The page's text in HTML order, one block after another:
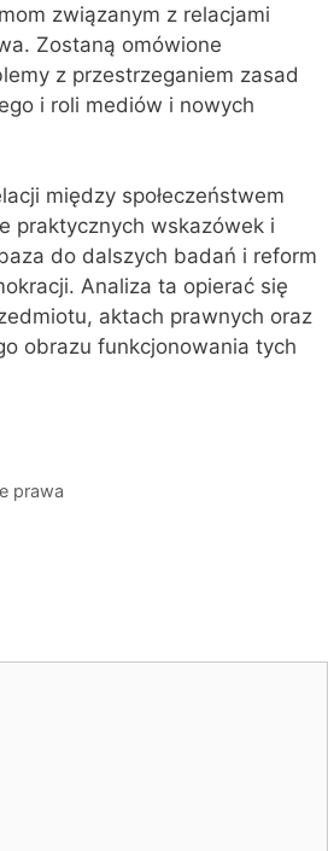
związanym z relacjami
Zostaną omówione
z przestrzeganiem zasad
i roli mediów i nowych
między społeczeństwem
praktycznych wskazówek i
do dalszych badań i reform
Analiza ta opierać się
aktach prawnych oraz
obrazu funkcjonowania tych
prawa